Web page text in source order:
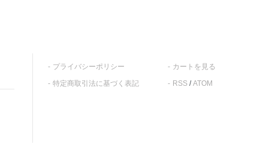
プライバシーポリシー
特定商取引法に基づく表記
カートを見る
RSS/ATOM